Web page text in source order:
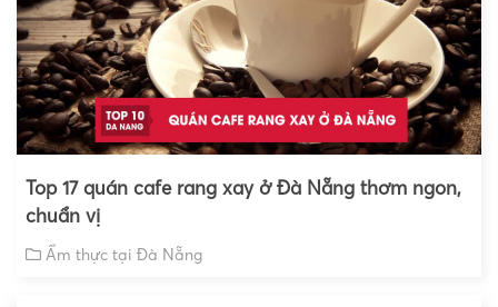
Top 17 quán cafe rang xay ở Đà Nẵng thơm ngon,
chuẩn vị
Ẩm thực tại Đà Nẵng